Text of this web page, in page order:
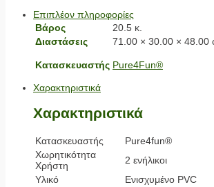
Επιπλέον πληροφορίες
Βάρος
20.5 κ.
Διαστάσεις
71.00 × 30.00 × 48.00
Κατασκευαστής Pure4Fun®
Χαρακτηριστικά
Χαρακτηριστικά
Κατασκευαστής
Pure4fun®
Χωρητικότητα
Χρήστη
2 ενήλικοι
Υλικό
Ενισχυμένο PVC